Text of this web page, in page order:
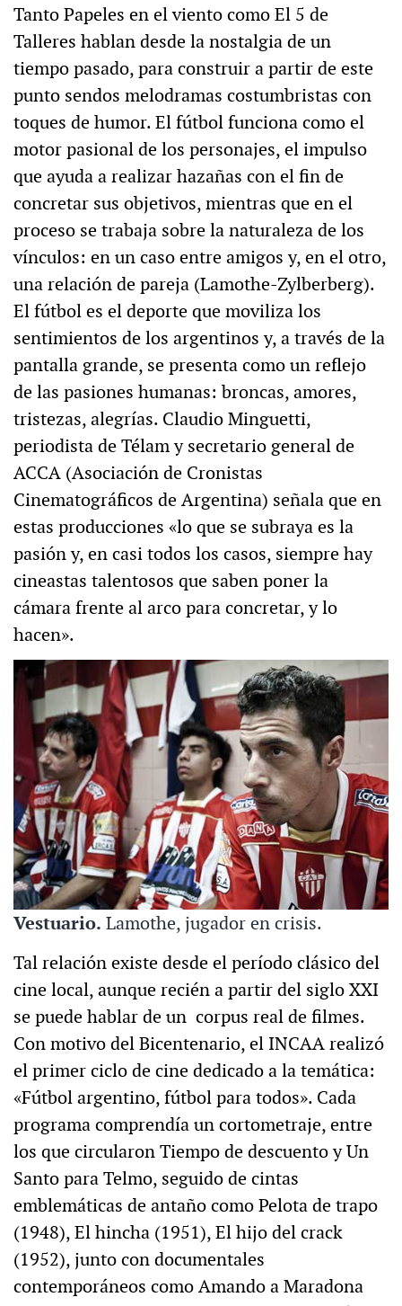
Tanto Papeles en el viento como El 5 de
Talleres hablan desde la nostalgia de un
tiempo pasado, para construir a partir de este
punto sendos melodramas costumbristas con
toques de humor. El fútbol funciona como el
motor pasional de los personajes, el impulso
que ayuda a realizar hazañas con el fin de
concretar sus objetivos, mientras que en el
proceso se trabaja sobre la naturaleza de los
vínculos: en un caso entre amigos y, en el otro,
una relación de pareja (Lamothe-Zylberberg).
El fútbol es el deporte que moviliza los
sentimientos de los argentinos y, a través de la
pantalla grande, se presenta como un reflejo
de las pasiones humanas: broncas, amores,
tristezas, alegrías. Claudio Minguetti,
periodista de Télam y secretario general de
ACCA (Asociación de Cronistas
Cinematográficos de Argentina) señala que en
estas producciones «lo que se subraya es la
pasión y, en casi todos los casos, siempre hay
cineastas talentosos que saben poner la
cámara frente al arco para concretar, y lo
hacen».
Vestuario. Lamothe, jugador en crisis.
Tal relación existe desde el período clásico del
cine local, aunque recién a partir del siglo XXI
se puede hablar de un corpus real de filmes.
Con motivo del Bicentenario, el INCAA realizó
el primer ciclo de cine dedicado a la temática:
«Fútbol argentino, fútbol para todos». Cada
programa comprendía un cortometraje, entre
los que circularon Tiempo de descuento y Un
Santo para Telmo, seguido de cintas
emblemáticas de antaño como Pelota de trapo
(1948), El hincha (1951), El hijo del crack
(1952), junto con documentales
contemporáneos como Amando a Maradona